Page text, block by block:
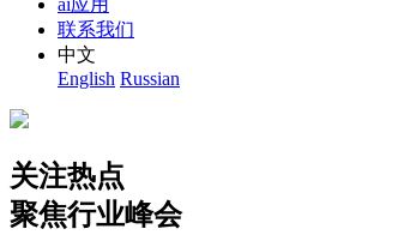
ai应用
联系我们
中文
English Russian
关注热点
聚焦行业峰会